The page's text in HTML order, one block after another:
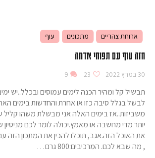
ארוחת צהריים מתכונים עוף
חזה עוף עם תפוחי אדמה
30 במרץ 2022 23
9
תבשיל קל ומהיר הכנה לימים עמוסים ובכלל..יש
לבשל בגלל סיבה כזו או אחרת והחדשות בימים
משביזות..אז בימים האלה אני מבשלת משהו קליל
יותר מדי מחשבה או מאמץ.יכולה לומר לכם מניסיון
את האוכל הזה.אגב, תוכלו להכין את המתכון הזה
, מה שבא לכם. המרכיבים:800 גרם…